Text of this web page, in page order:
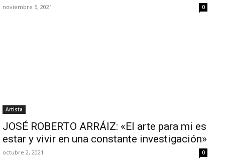
noviembre 5, 2021 0
Artista
JOSÉ ROBERTO ARRÁIZ: «El arte para mi es
estar y vivir en una constante investigación»
octubre 2, 2021 0